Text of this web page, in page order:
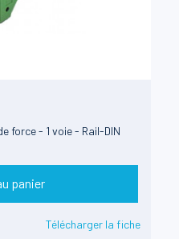
force - 1 voie - Rail-DIN
panier
Télécharger la fiche